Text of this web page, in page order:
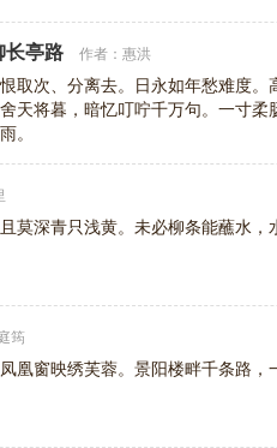
长亭路 作者： 惠洪
取次、分离去。日永如年愁难度。
天将暮，暗忆叮咛千万句。一寸柔
。
莫深青只浅黄。未必柳条能蘸水，
筠
凰窗映绣芙蓉。景阳楼畔千条路，